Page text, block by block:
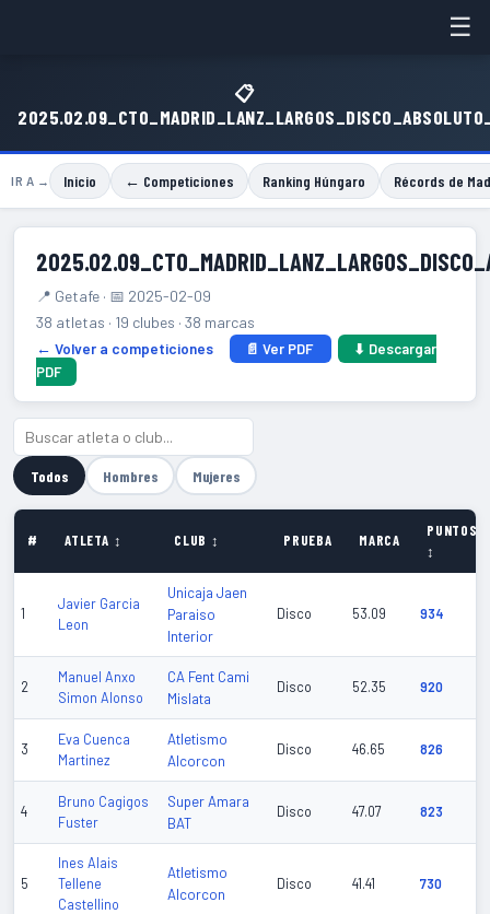
☰
📋
IR A → Inicio ← Competiciones Ranking Húngaro Récords de
📍 Getafe · 📅 2025-02-09
38 atletas · 19 clubes · 38 marcas
← Volver a competiciones
📄 Ver PDF
⬇ Descargar
PDF
Todos Hombres Mujeres
# ATLETA ↕ CLUB ↕ PRUEBA MARCA
PUNTOS
↕
1
Javier Garcia
Leon
Unicaja Jaen
Paraiso
Interior
Disco 53.09 934
2
Manuel Anxo
Simon Alonso
CA Fent Cami
Mislata
Disco 52.35 920
3
Eva Cuenca
Martinez
Atletismo
Alcorcon
Disco 46.65 826
4
Bruno Cagigos
Fuster
Super Amara
BAT
Disco 47.07 823
5
Ines Alais
Tellene
Castellino
Atletismo
Alcorcon
Disco 41.41 730